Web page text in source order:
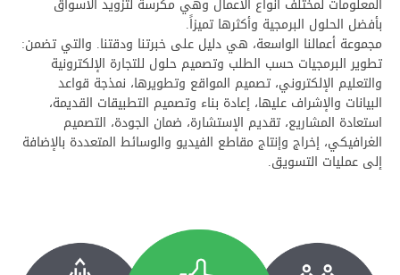
المعلومات لمختلف أنواع الأعمال وهي مكرسة لتزويد الأسواق
بأفضل الحلول البرمجية وأكثرها تميزاً.
مجموعة أعمالنا الواسعة، هي دليل على خبرتنا ودقتنا. والتي تضمن:
تطوير البرمجيات حسب الطلب وتصميم حلول للتجارة الإلكترونية
والتعليم الإلكتروني، تصميم المواقع وتطويرها، نمذجة قواعد
البيانات والإشراف عليها، إعادة بناء وتصميم التطبيقات القديمة،
استعادة المشاريع، تقديم الإستشارة، ضمان الجودة، التصميم
الغرافيكي، إخراج وإنتاج مقاطع الفيديو والوسائط المتعددة بالإضافة
إلى عمليات التسويق.